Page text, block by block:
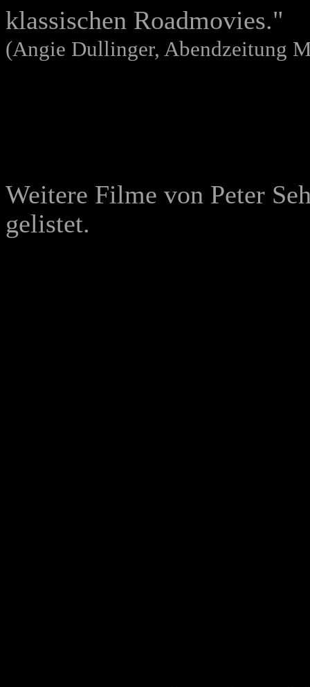
klassischen Roadmovies."
(Angie Dullinger, Abendzeitung
Weitere Filme von Peter
gelistet.